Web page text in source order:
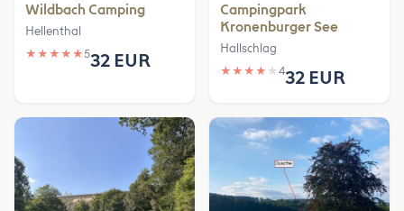
Wildbach Camping
Hellenthal
★ ★ ★ ★ ★532 EUR
Campingpark
Kronenburger See
Hallschlag
★ ★ ★ ★ ★ 432 EUR